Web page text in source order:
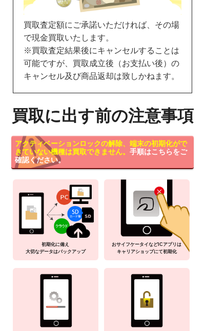
買取査定額にご承諾いただければ、その場
で現金買取いたします。
※買取査定結果後にキャンセルすることは
可能ですが、買取成立後（お支払い後）の
キャンセル及び商品返却は致しかねます。
買取に出す前の注意事項
アクティベーションロックの解除、端末の初期化がで
きていない機種は買取できません。 手順はこちらをご
確認ください。
初期化に備え
大切なデータはバックアップ
おサイフケータイなどICアプリは
キャリアショップにて初期化